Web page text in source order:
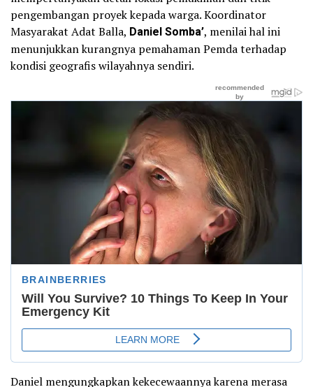
pengembangan proyek kepada warga. Koordinator
Masyarakat Adat Balla, Daniel Somba’, menilai hal ini
menunjukkan kurangnya pemahaman Pemda terhadap
kondisi geografis wilayahnya sendiri.
Daniel mengungkapkan kekecewaannya karena merasa